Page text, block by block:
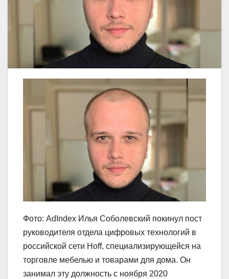
Фото: AdIndex Илья Соболевский покинул пост
руководителя отдела цифровых технологий в
российской сети Hoff, специализирующейся на
торговле мебелью и товарами для дома. Он
занимал эту должность с ноября 2020